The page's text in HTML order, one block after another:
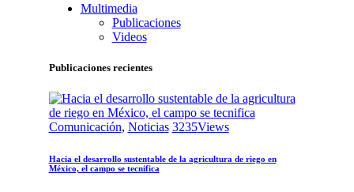
Multimedia
Publicaciones
Videos
Publicaciones recientes
Comunicación, Noticias 3235Views
Hacia el desarrollo sustentable de la agricultura de riego en
México, el campo se tecnifica